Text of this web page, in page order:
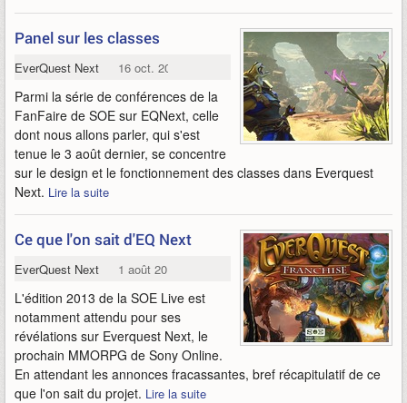
Panel sur les classes
EverQuest Next 16 oct. 2013
Parmi la série de conférences de la
FanFaire de SOE sur EQNext, celle
dont nous allons parler, qui s'est
tenue le 3 août dernier, se concentre
sur le design et le fonctionnement des classes dans Everquest
Next. Lire la suite
Ce que l'on sait d'EQ Next
EverQuest Next 1 août 2013
L'édition 2013 de la SOE Live est
notamment attendu pour ses
révélations sur Everquest Next, le
prochain MMORPG de Sony Online.
En attendant les annonces fracassantes, bref récapitulatif de ce
que l'on sait du projet. Lire la suite